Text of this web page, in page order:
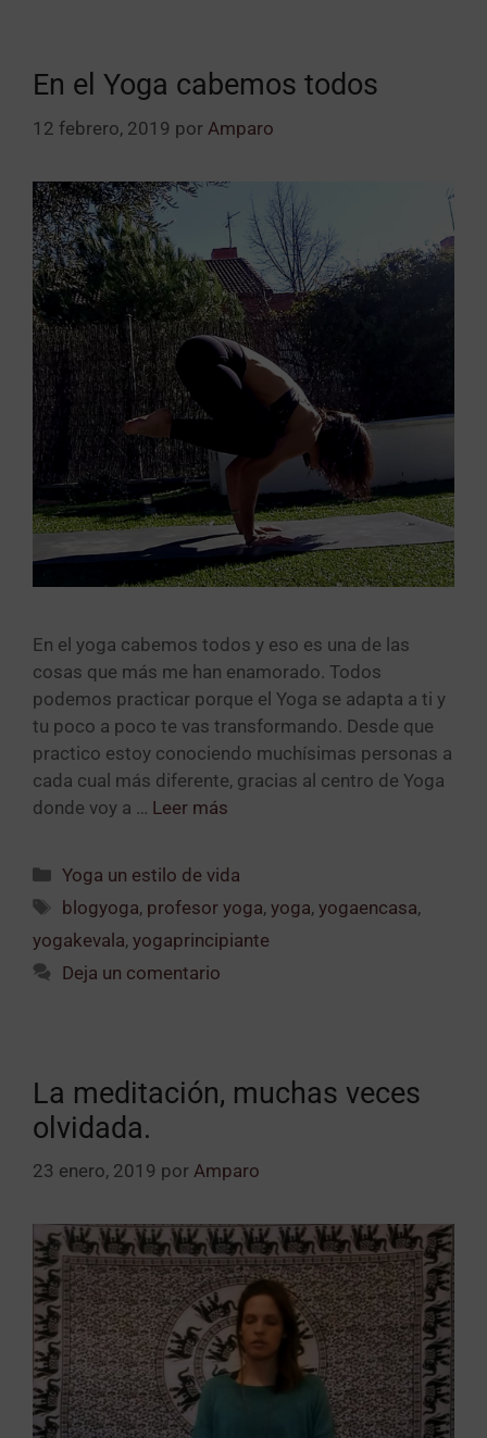
En el Yoga cabemos todos
12 febrero, 2019 por Amparo
En el yoga cabemos todos y eso es una de las
cosas que más me han enamorado. Todos
podemos practicar porque el Yoga se adapta a ti y
tu poco a poco te vas transformando. Desde que
practico estoy conociendo muchísimas personas a
cada cual más diferente, gracias al centro de Yoga
donde voy a … Leer más
Yoga un estilo de vida
blogyoga, profesor yoga,yoga,yogaencasa,
yogakevala, yogaprincipiante
Deja un comentario
La meditación, muchas veces
olvidada.
23 enero, 2019 por Amparo